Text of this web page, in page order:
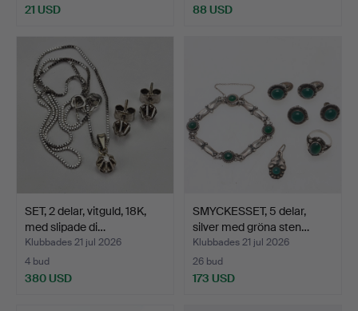
21 USD 88 USD
SET, 2 delar, vitguld, 18K,
med slipade di…
Klubbades 21 jul 2026
4 bud
380 USD
SMYCKESSET, 5 delar,
silver med gröna sten…
Klubbades 21 jul 2026
26 bud
173 USD